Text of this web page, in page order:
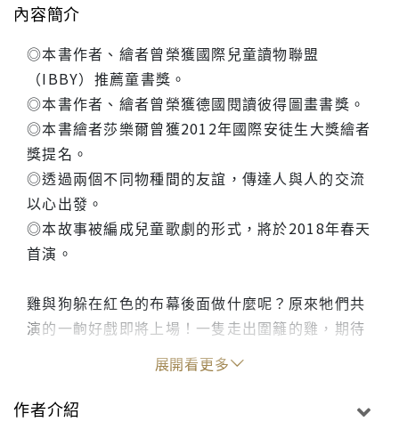
內容簡介
◎本書作者、繪者曾榮獲國際兒童讀物聯盟
（IBBY）推薦童書獎。
◎本書作者、繪者曾榮獲德國閱讀彼得圖畫書獎。
◎本書繪者莎樂爾曾獲2012年國際安徒生大獎繪者
獎提名。
◎透過兩個不同物種間的友誼，傳達人與人的交流
以心出發。
◎本故事被編成兒童歌劇的形式，將於2018年春天
首演。
雞與狗躲在紅色的布幕後面做什麼呢？原來牠們共
演的一齣好戲即將上場！一隻走出圍籬的雞，期待
著一場刺激的尋寶大冒險；一隻離家的狗，渴望著
一位又酷又真心的好朋友。透過不可思議的許願灌
木叢，素未謀面的雞與狗相遇了，如此不同的牠們
展開看更多
作者介紹